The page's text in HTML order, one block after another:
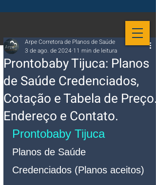
Prontobaby Tijuca: Planos
de Saúde Credenciados,
Cotação e Tabela de Preço.
Endereço e Contato.
Arpe Corretora de Planos de Saúde
3 de ago. de 2024 11 min de leitura
Prontobaby Tijuca
Planos de Saúde
Credenciados (Planos aceitos)